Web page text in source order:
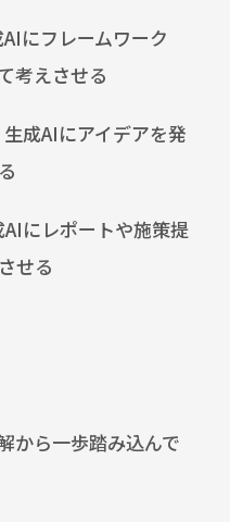
AIにフレームワーク
考えさせる
生成AIにアイデアを発
AIにレポートや施策提
せる
から一歩踏み込んで